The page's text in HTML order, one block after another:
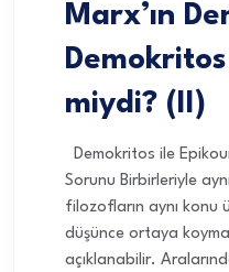
Marx’ın
miydi? (II)
Demokritos ile
Sorunu Birbirleriyle
filozofların aynı konu
düşünce ortaya
açıklanabilir.